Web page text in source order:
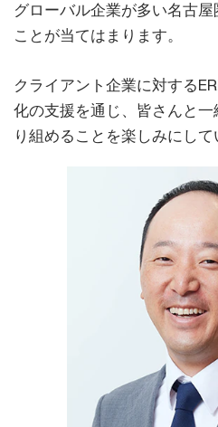
グローバル企業が多い名古
ことが当てはまります。
クライアント企業に対する
化の支援を通じ、皆さんと
り組めることを楽しみにして